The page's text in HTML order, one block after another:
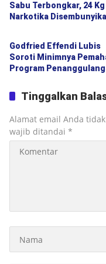
Sabu Terbongkar, 24 Kg
Narkotika
Berita Utama
Godfried Effendi Lubis
Soroti Minimnya
Program
Lampu Jalan Jadi
Warga Medan Denai
Tinggalkan
Alamat email Anda
wajib ditandai *